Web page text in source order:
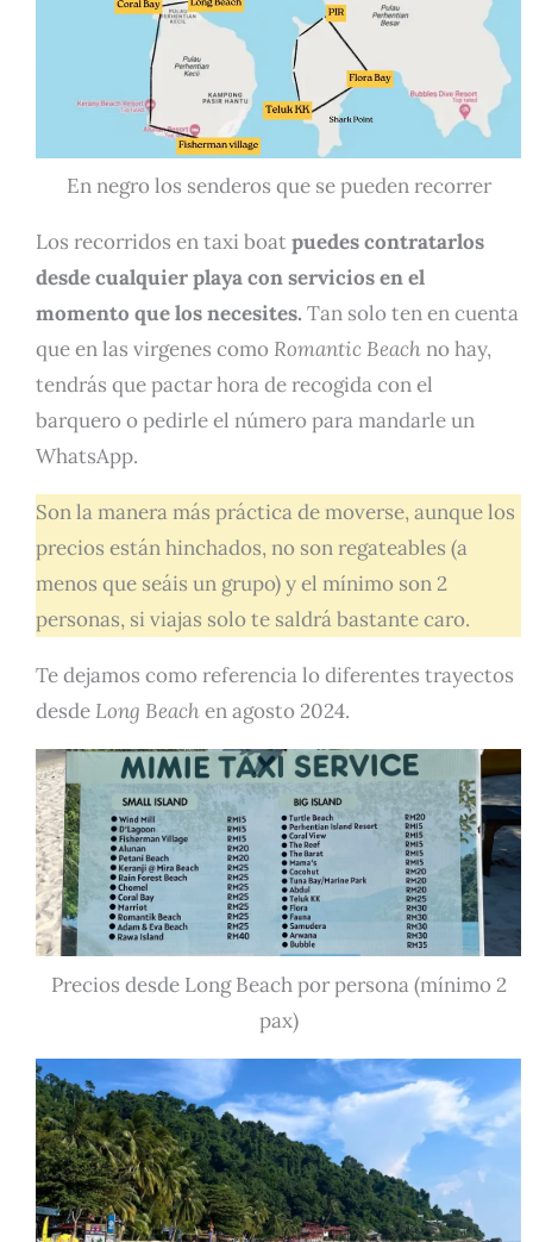
En negro los senderos que se pueden recorrer
Los recorridos en taxi boatpuedes contratarlos
desde cualquier playa con servicios en el
momento que los necesites. Tan solo ten en cuenta
que en las virgenes como Romantic Beach no hay,
tendrás que pactar hora de recogida con el
barquero o pedirle el número para mandarle un
WhatsApp.
Son la manera más práctica de moverse, aunque los
precios están hinchados, no son regateables (a
menos que seáis un grupo) y el mínimo son 2
personas, si viajas solo te saldrá bastante caro.
Te dejamos como referencia lo diferentes trayectos
desde Long Beachen agosto 2024.
Precios desde Long Beach por persona (mínimo 2
pax)